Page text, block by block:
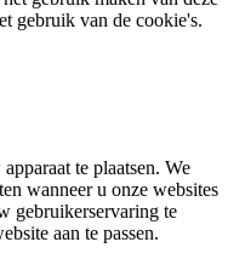
gebruik van de cookie's.
te plaatsen. We
wanneer u onze websites
gebruikerservaring te
aan te passen.